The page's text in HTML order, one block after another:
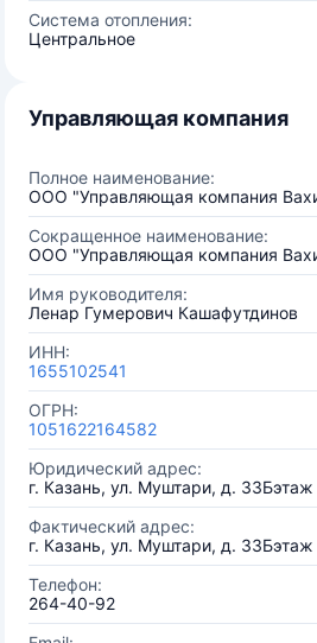
Система отопления:
Центральное
Управляющая компания
Полное наименование:
ООО "Управляющая компания
Сокращенное наименование:
ООО "Управляющая компания
Имя руководителя:
Ленар Гумерович Кашафутдинов
ИНН:
1655102541
ОГРН:
1051622164582
Юридический адрес:
г. Казань, ул. Муштари, д. 33Бэтаж
Фактический адрес:
г. Казань, ул. Муштари, д. 33Бэтаж
Телефон:
264-40-92